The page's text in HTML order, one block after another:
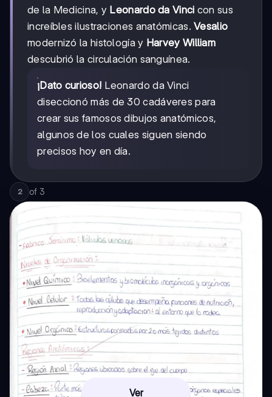
de la Medicina, y Leonardo da Vinci con sus
increíbles ilustraciones anatómicas.Vesalio
modernizó la histología y Harvey William
descubrió la circulación sanguínea.
¡Dato curioso! Leonardo da Vinci
diseccionó más de 30 cadáveres para
crear sus famosos dibujos anatómicos,
algunos de los cuales siguen siendo
precisos hoy en día.
2 of 3
Ver